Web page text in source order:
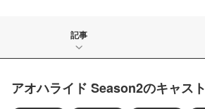
記事
アオハライド Season2のキャスト